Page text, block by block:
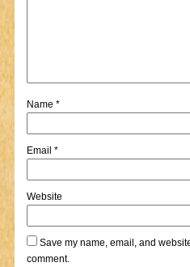
Name *
Email *
Website
Save my name, email, and
comment.